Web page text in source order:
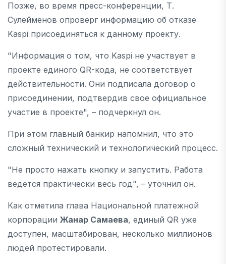
Позже, во время пресс-конференции, Т.
Сулейменов опроверг информацию об отказе
Kaspi присоединяться к данному проекту.
"Информация о том, что Kaspi не участвует в
проекте единого QR-кода, не соответствует
действительности. Они подписала договор о
присоединении, подтвердив свое официальное
участие в проекте", – подчеркнул он.
При этом главный банкир напомнил, что это
сложный технический и технологический процесс.
"Не просто нажать кнопку и запустить. Работа
ведется практически весь год", – уточнил он.
Как отметила глава Национальной платежной
корпорации Жанар Самаева, единый QR уже
доступен, масштабирован, несколько миллионов
людей протестировали.